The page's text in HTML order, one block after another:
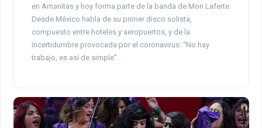
en Amanitas y hoy forma parte de la banda de Mon Laferte.
Desde México habla de su primer disco solista,
compuesto entre hoteles y aeropuertos, y de la
incertidumbre provocada por el coronavirus: “No hay
trabajo, es así de simple”.